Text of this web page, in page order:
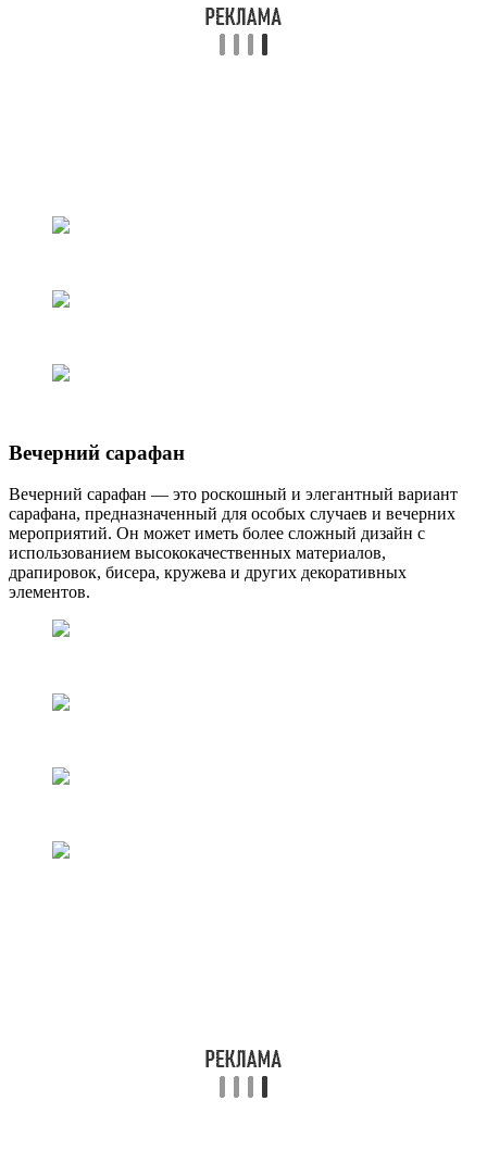
Вечерний сарафан
Вечерний сарафан — это роскошный и элегантный вариант
сарафана, предназначенный для особых случаев и вечерних
мероприятий. Он может иметь более сложный дизайн с
использованием высококачественных материалов,
драпировок, бисера, кружева и других декоративных
элементов.